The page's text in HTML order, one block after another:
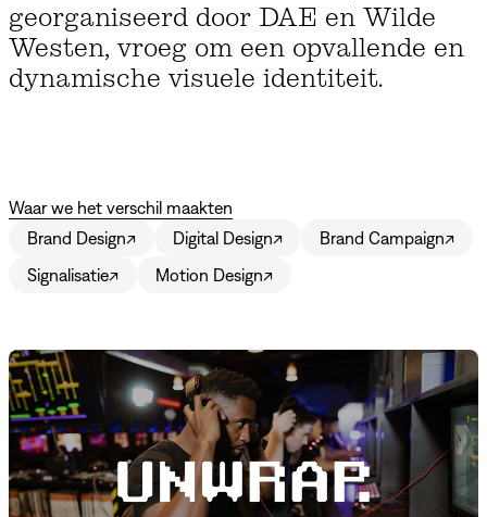
georganiseerd door DAE en Wilde
Westen, vroeg om een opvallende en
dynamische visuele identiteit.
Waar we het verschil maakten
Brand Design↗ Digital Design↗ Brand Campaign↗
Signalisatie↗ Motion Design↗